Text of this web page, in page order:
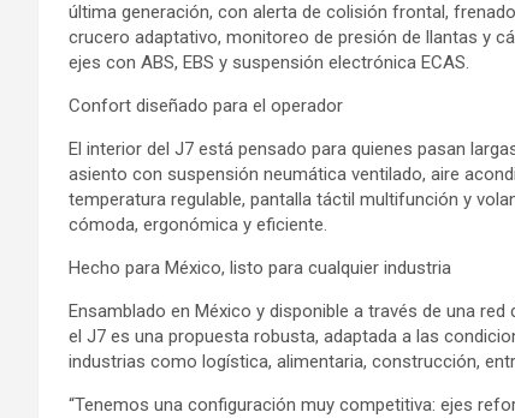
última generación, con alerta de colisión frontal,
crucero adaptativo, monitoreo de presión de llantas y
ejes con ABS, EBS y suspensión electrónica ECAS.
Confort diseñado para el operador
El interior del J7 está pensado para quienes pasan
asiento con suspensión neumática ventilado, aire
temperatura regulable, pantalla táctil multifunción y
cómoda, ergonómica y eficiente.
Hecho para México, listo para cualquier industria
Ensamblado en México y disponible a través de una
el J7 es una propuesta robusta, adaptada a las
industrias como logística, alimentaria, construcción,
“Tenemos una configuración muy competitiva: ejes